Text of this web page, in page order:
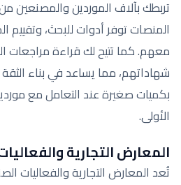
تربطك بآلاف الموردين والمصنعين
المنصات توفر أدوات للبحث، وتقييم
معهم. كما تتيح لك قراءة مراجعات
شهاداتهم، مما يساعد في بناء الثقة
بكميات صغيرة عند التعامل مع
الأولى.
المعارض التجارية
تُعد المعارض التجارية والفعاليات